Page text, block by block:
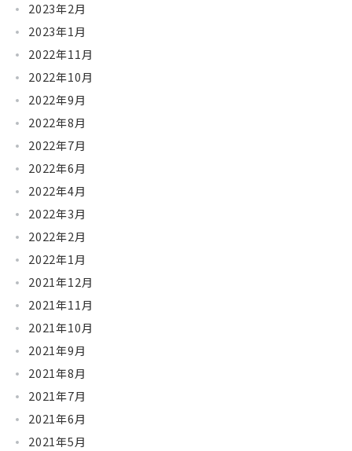
2023年2月
2023年1月
2022年11月
2022年10月
2022年9月
2022年8月
2022年7月
2022年6月
2022年4月
2022年3月
2022年2月
2022年1月
2021年12月
2021年11月
2021年10月
2021年9月
2021年8月
2021年7月
2021年6月
2021年5月